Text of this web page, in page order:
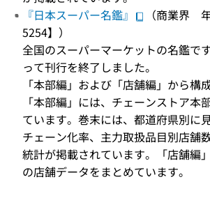
『日本スーパー名鑑』
（商業界
5254】）
全国のスーパーマーケットの名鑑で
って刊行を終了しました。
「本部編」および「店舗編」から構
「本部編」には、チェーンストア本
ています。巻末には、都道府県別に
チェーン化率、主力取扱品目別店舗
統計が掲載されています。「店舗編
の店舗データをまとめています。